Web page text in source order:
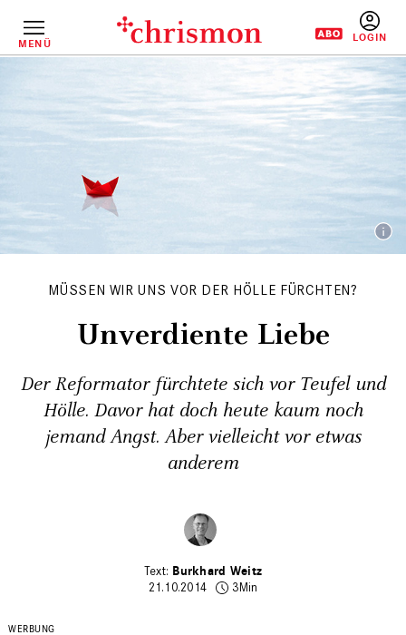
InhaltMENÜ
MÜSSEN WIR UNS VOR DER HÖLLE FÜRCHTEN?
Unverdiente Liebe
Der Reformator fürchtete sich vor Teufel und
Hölle. Davor hat doch heute kaum noch
jemand Angst. Aber vielleicht vor etwas
anderem
Burkhard Weitz
21.10.2014
3Min